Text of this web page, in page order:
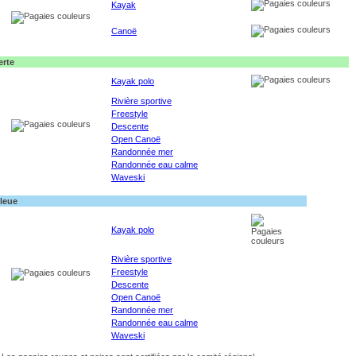
Kayak
Canoë
Kayak polo
Rivière sportive
Freestyle
Descente
Open Canoë
Randonnée mer
Randonnée eau calme
Waveski
Kayak polo
Rivière sportive
Freestyle
Descente
Open Canoë
Randonnée mer
Randonnée eau calme
Waveski